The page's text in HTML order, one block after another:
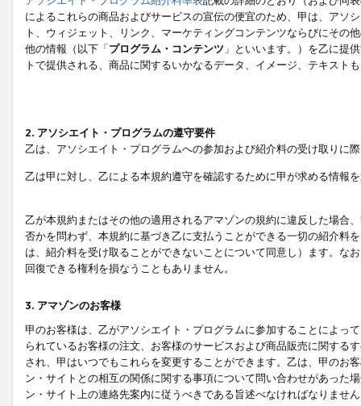
によるこれらの商品およびサービスの宣伝の便宜のため、甲は、アソ
ト、ウィジェット、リンク、マーケティングコンテンツならびにその
他の情報（以下「プログラム・コンテンツ 」といいます。）を乙に提
トで提供される、商品に関するいかなるデータ、イメージ、テキス
2. アソシエイト・プログラムの遵守要件
乙は、アソシエイト・プログラムへの参加および紹介料の受け取りに
乙は甲に対し、乙による本規約遵守を確認するために甲が求める情報
乙が本規約またはその他の適用されるアマゾンの規約に違反した場合
否かを問わず、本規約に基づき乙に支払うことができる一切の紹介料
は、紹介料を受け取ることができないことについて同意し）ます。な
回復できる権利を損なうこともありません。
3. アマゾンのお客様
甲のお客様は、乙がアソシエイト・プログラムに参加することによっ
られているお客様の注文、お客様のサービスおよび商品販売に関する
され、甲はいつでもこれらを変更することができます。乙は、甲のお
ン・サイトとの相互の関係に関する事項について問い合わせがあった
ン・サイト上の連絡先案内に従うべきである旨述べなければなりませ